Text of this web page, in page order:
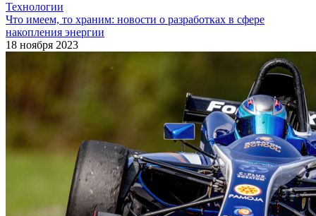
Технологии
Что имеем, то храним: новости о разработках в cфере
накопления энергии
18 ноября 2023